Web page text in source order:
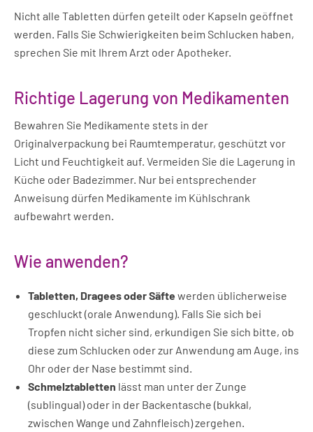
Nicht alle Tabletten dürfen geteilt oder Kapseln geöffnet
werden. Falls Sie Schwierigkeiten beim Schlucken haben,
sprechen Sie mit Ihrem Arzt oder Apotheker.
Richtige Lagerung von Medikamenten
Bewahren Sie Medikamente stets in der
Originalverpackung bei Raumtemperatur, geschützt vor
Licht und Feuchtigkeit auf. Vermeiden Sie die Lagerung in
Küche oder Badezimmer. Nur bei entsprechender
Anweisung dürfen Medikamente im Kühlschrank
aufbewahrt werden.
Wie anwenden?
Tabletten, Dragees oder Säftewerden üblicherweise
geschluckt (orale Anwendung). Falls Sie sich bei
Tropfen nicht sicher sind, erkundigen Sie sich bitte, ob
diese zum Schlucken oder zur Anwendung am Auge, ins
Ohr oder der Nase bestimmt sind.
Schmelztabletten lässt man unter der Zunge
(sublingual) oder in der Backentasche (bukkal,
zwischen Wange und Zahnfleisch) zergehen.